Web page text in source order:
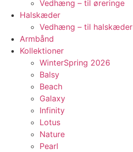
Vedhæng – til øreringe
Halskæder
Vedhæng – til halskæder
Armbånd
Kollektioner
WinterSpring 2026
Balsy
Beach
Galaxy
Infinity
Lotus
Nature
Pearl